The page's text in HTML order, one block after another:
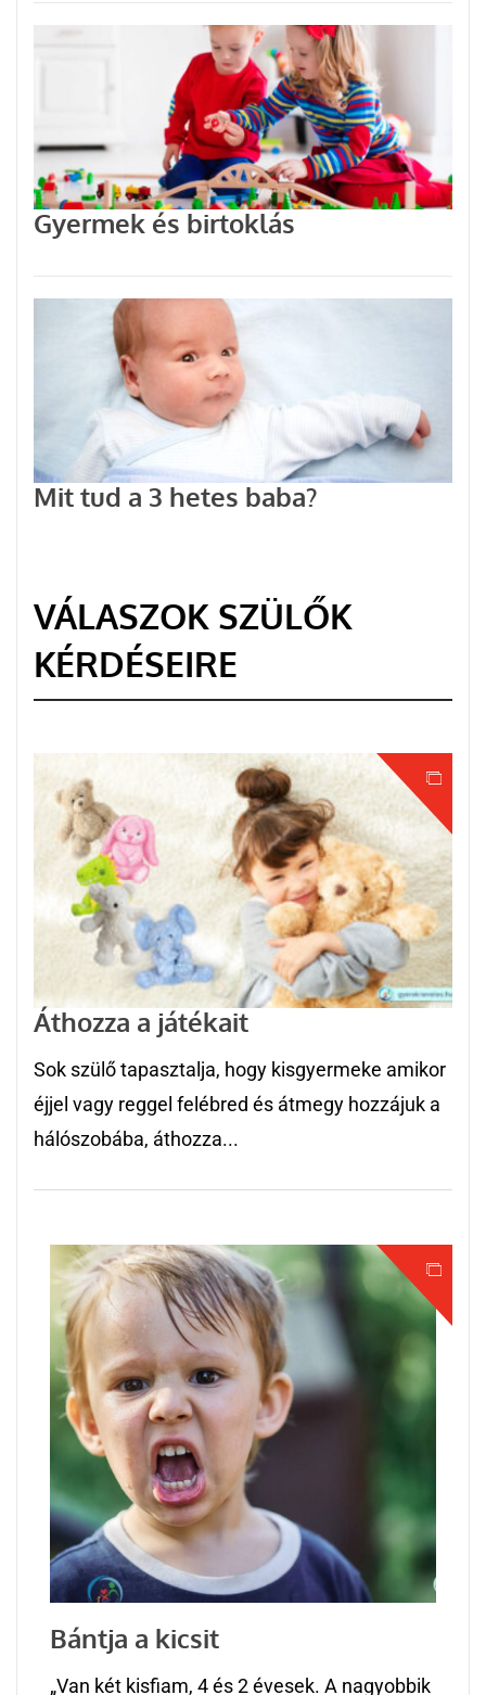
Gyermek és birtoklás
Mit tud a 3 hetes baba?
VÁLASZOK SZÜLŐK
KÉRDÉSEIRE
Áthozza a játékait
Sok szülő tapasztalja, hogy kisgyermeke amikor
éjjel vagy reggel felébred és átmegy hozzájuk a
hálószobába, áthozza...
Bántja a kicsit
„Van két kisfiam, 4 és 2 évesek. A nagyobbik